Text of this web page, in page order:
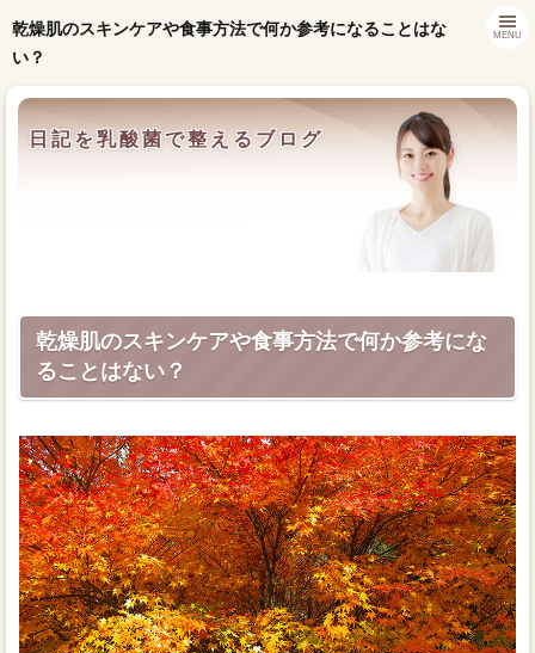
乾燥肌のスキンケアや食事方法で何か参考になることはな
い？
日記を乳酸菌で整えるブログ
MENU
乾燥肌のスキンケアや食事方法で何か参考にな
ることはない？